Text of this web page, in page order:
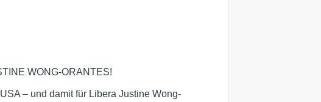
WONG-ORANTES!
– und damit für Libera Justine Wong-